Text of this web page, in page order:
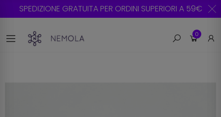
SPEDIZIONE GRATUITA PER ORDINI SUPERIORI A 59€
0